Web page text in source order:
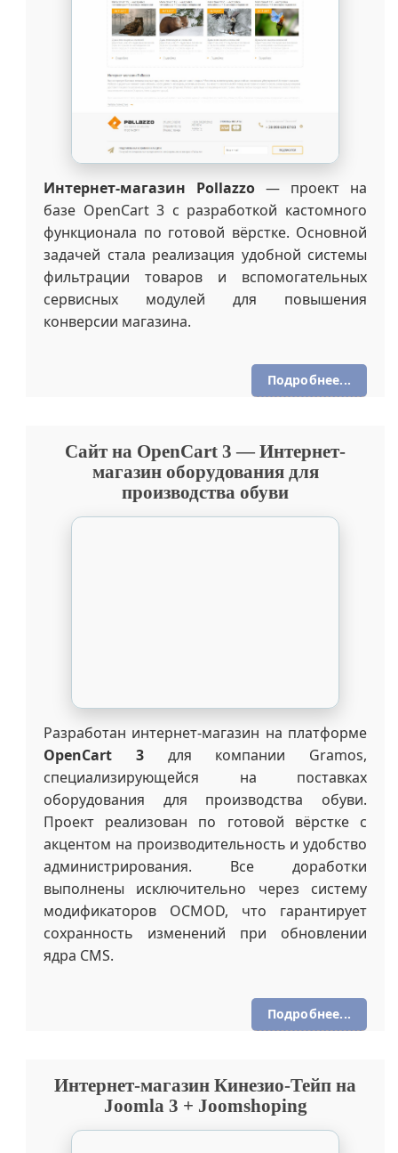
Интернет-магазин Pollazzo — проект на
базе OpenCart 3 с разработкой кастомного
функционала по готовой вёрстке. Основной
задачей стала реализация удобной системы
фильтрации товаров и вспомогательных
сервисных модулей для повышения
конверсии магазина.
Подробнее...
Сайт на OpenCart 3 — Интернет-
магазин оборудования для
производства обуви